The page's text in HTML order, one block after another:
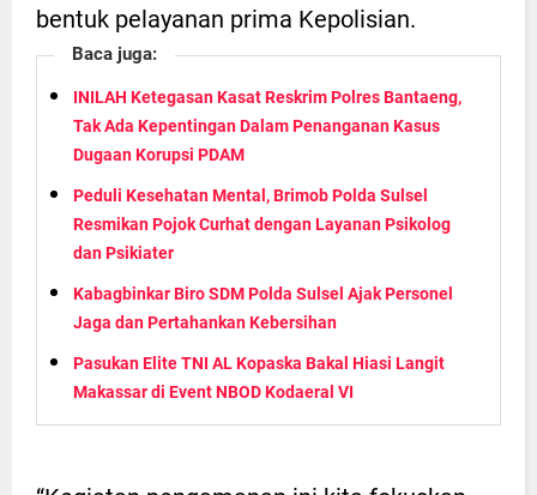
bentuk pelayanan prima Kepolisian.
Baca juga:
INILAH Ketegasan Kasat Reskrim Polres Bantaeng,
Tak Ada Kepentingan Dalam Penanganan Kasus
Dugaan Korupsi PDAM
Peduli Kesehatan Mental, Brimob Polda Sulsel
Resmikan Pojok Curhat dengan Layanan Psikolog
dan Psikiater
Kabagbinkar Biro SDM Polda Sulsel Ajak Personel
Jaga dan Pertahankan Kebersihan
Pasukan Elite TNI AL Kopaska Bakal Hiasi Langit
Makassar di Event NBOD Kodaeral VI